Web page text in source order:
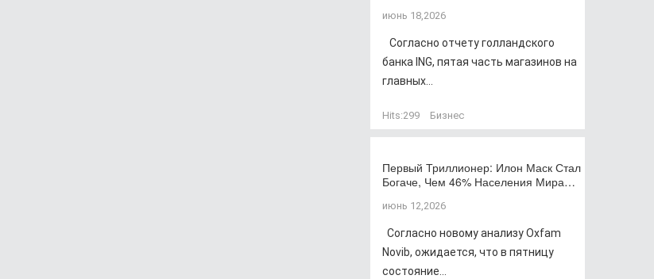
июнь 18,2026
Согласно отчету голландского
банка ING, пятая часть магазинов на
главных...
Hits:299 Бизнес
Первый Триллионер: Илон Маск Стал
Богаче, Чем 46% Населения Мира…
июнь 12,2026
Согласно новому анализу Oxfam
Novib, ожидается, что в пятницу
состояние...